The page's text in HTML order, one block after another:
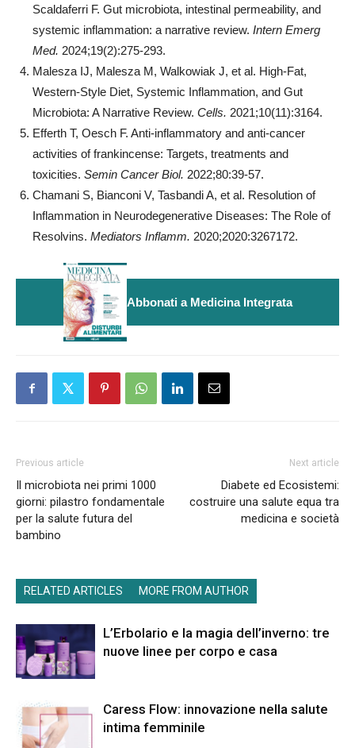
Scaldaferri F. Gut microbiota, intestinal permeability, and
systemic inflammation: a narrative review. Intern Emerg
Med. 2024;19(2):275-293.
Malesza IJ, Malesza M, Walkowiak J, et al. High-Fat,
Western-Style Diet, Systemic Inflammation, and Gut
Microbiota: A Narrative Review. Cells. 2021;10(11):3164.
Efferth T, Oesch F. Anti-inflammatory and anti-cancer
activities of frankincense: Targets, treatments and
toxicities. Semin Cancer Biol. 2022;80:39-57.
Chamani S, Bianconi V, Tasbandi A, et al. Resolution of
Inflammation in Neurodegenerative Diseases: The Role of
Resolvins. Mediators Inflamm. 2020;2020:3267172.
Abbonati a Medicina Integrata
Previous article
Il microbiota nei primi 1000
giorni: pilastro fondamentale
per la salute futura del
bambino
Next article
Diabete ed Ecosistemi:
costruire una salute equa tra
medicina e società
RELATED ARTICLES MORE FROM AUTHOR
L’Erbolario e la magia dell’inverno: tre
nuove linee per corpo e casa
Caress Flow: innovazione nella salute
intima femminile